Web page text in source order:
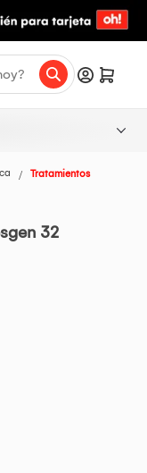
Tratamientos
32